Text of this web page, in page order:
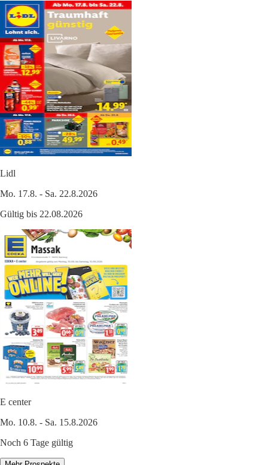
Lidl
Mo. 17.8. - Sa. 22.8.2026
Gültig bis 22.08.2026
E center
Mo. 10.8. - Sa. 15.8.2026
Noch 6 Tage gültig